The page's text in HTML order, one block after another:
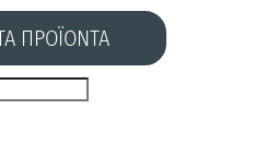
ΠΡΟΪΟΝΤΑ